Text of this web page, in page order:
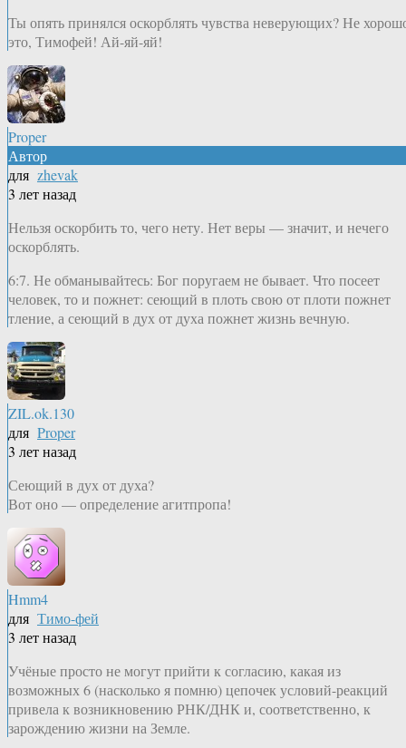
Ты опять принялся оскорблять чувства неверующих? Не
это, Тимофей! Ай-яй-яй!
Proper
Автор
для zhevak
3 лет назад
Нельзя оскорбить то, чего нету. Нет веры — значит, и нечего
оскорблять.
6:7. Не обманывайтесь: Бог поругаем не бывает. Что посеет
человек, то и пожнет: сеющий в плоть свою от плоти пожнет
тление, а сеющий в дух от духа пожнет жизнь вечную.
ZIL.ok.130
для Proper
3 лет назад
Сеющий в дух от духа?
Вот оно — определение агитпропа!
Hmm4
для Тимо-фей
3 лет назад
Учёные просто не могут прийти к согласию, какая из
возможных 6 (насколько я помню) цепочек условий-реакций
привела к возникновению РНК/ДНК и, соответственно, к
зарождению жизни на Земле.